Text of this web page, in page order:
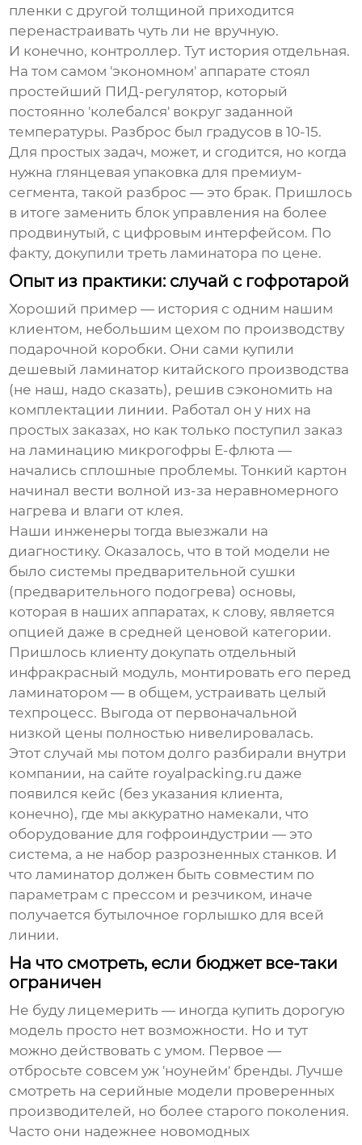
пленки с другой толщиной приходится
перенастраивать чуть ли не вручную.
И конечно, контроллер. Тут история отдельная.
На том самом 'экономном' аппарате стоял
простейший ПИД-регулятор, который
постоянно 'колебался' вокруг заданной
температуры. Разброс был градусов в 10-15.
Для простых задач, может, и сгодится, но когда
нужна глянцевая упаковка для премиум-
сегмента, такой разброс — это брак. Пришлось
в итоге заменить блок управления на более
продвинутый, с цифровым интерфейсом. По
факту, докупили треть ламинатора по цене.
Опыт из практики: случай с гофротарой
Хороший пример — история с одним нашим
клиентом, небольшим цехом по производству
подарочной коробки. Они сами купили
дешевый ламинатор китайского производства
(не наш, надо сказать), решив сэкономить на
комплектации линии. Работал он у них на
простых заказах, но как только поступил заказ
на ламинацию микрогофры Е-флюта —
начались сплошные проблемы. Тонкий картон
начинал вести волной из-за неравномерного
нагрева и влаги от клея.
Наши инженеры тогда выезжали на
диагностику. Оказалось, что в той модели не
было системы предварительной сушки
(предварительного подогрева) основы,
которая в наших аппаратах, к слову, является
опцией даже в средней ценовой категории.
Пришлось клиенту докупать отдельный
инфракрасный модуль, монтировать его перед
ламинатором — в общем, устраивать целый
техпроцесс. Выгода от первоначальной
низкой цены полностью нивелировалась.
Этот случай мы потом долго разбирали внутри
компании, на сайте royalpacking.ru даже
появился кейс (без указания клиента,
конечно), где мы аккуратно намекали, что
оборудование для гофроиндустрии — это
система, а не набор разрозненных станков. И
чтоламинатор должен быть совместим по
параметрам с прессом и резчиком, иначе
получается бутылочное горлышко для всей
линии.
На что смотреть, если бюджет все-таки
ограничен
Не буду лицемерить — иногда купить дорогую
модель просто нет возможности. Но и тут
можно действовать с умом. Первое —
отбросьте совсем уж 'ноунейм' бренды. Лучше
смотреть на серийные модели проверенных
производителей, но более старого поколения.
Часто они надежнее новомодных